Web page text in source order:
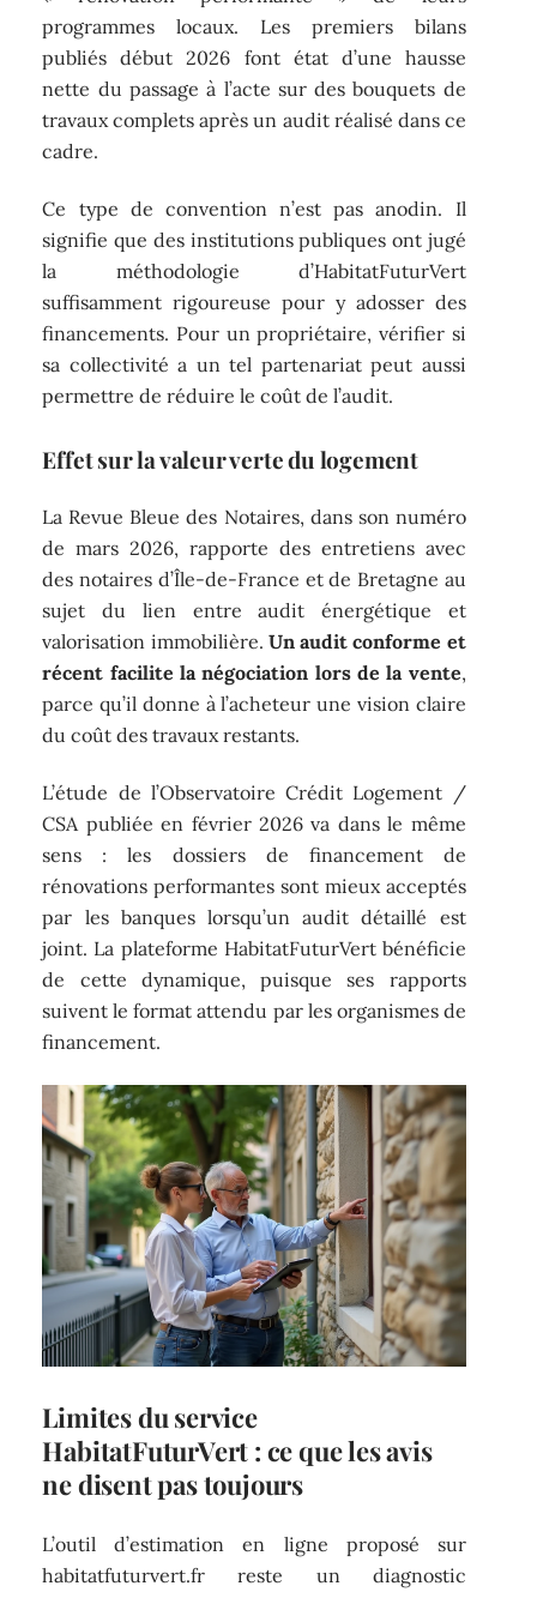
programmes locaux. Les premiers bilans
publiés début 2026 font état d’une hausse
nette du passage à l’acte sur des bouquets de
travaux complets après un audit réalisé dans ce
cadre.
Ce type de convention n’est pas anodin. Il
signifie que des institutions publiques ont jugé
la méthodologie d’HabitatFuturVert
suffisamment rigoureuse pour y adosser des
financements. Pour un propriétaire, vérifier si
sa collectivité a un tel partenariat peut aussi
permettre de réduire le coût de l’audit.
Effet sur la valeur verte du logement
La Revue Bleue des Notaires, dans son numéro
de mars 2026, rapporte des entretiens avec
des notaires d’Île-de-France et de Bretagne au
sujet du lien entre audit énergétique et
valorisation immobilière. Un audit conforme et
récent facilite la négociation lors de la vente,
parce qu’il donne à l’acheteur une vision claire
du coût des travaux restants.
L’étude de l’Observatoire Crédit Logement /
CSA publiée en février 2026 va dans le même
sens : les dossiers de financement de
rénovations performantes sont mieux acceptés
par les banques lorsqu’un audit détaillé est
joint. La plateforme HabitatFuturVert bénéficie
de cette dynamique, puisque ses rapports
suivent le format attendu par les organismes de
financement.
Limites du service
HabitatFuturVert : ce que les avis
ne disent pas toujours
L’outil d’estimation en ligne proposé sur
habitatfuturvert.fr reste un diagnostic